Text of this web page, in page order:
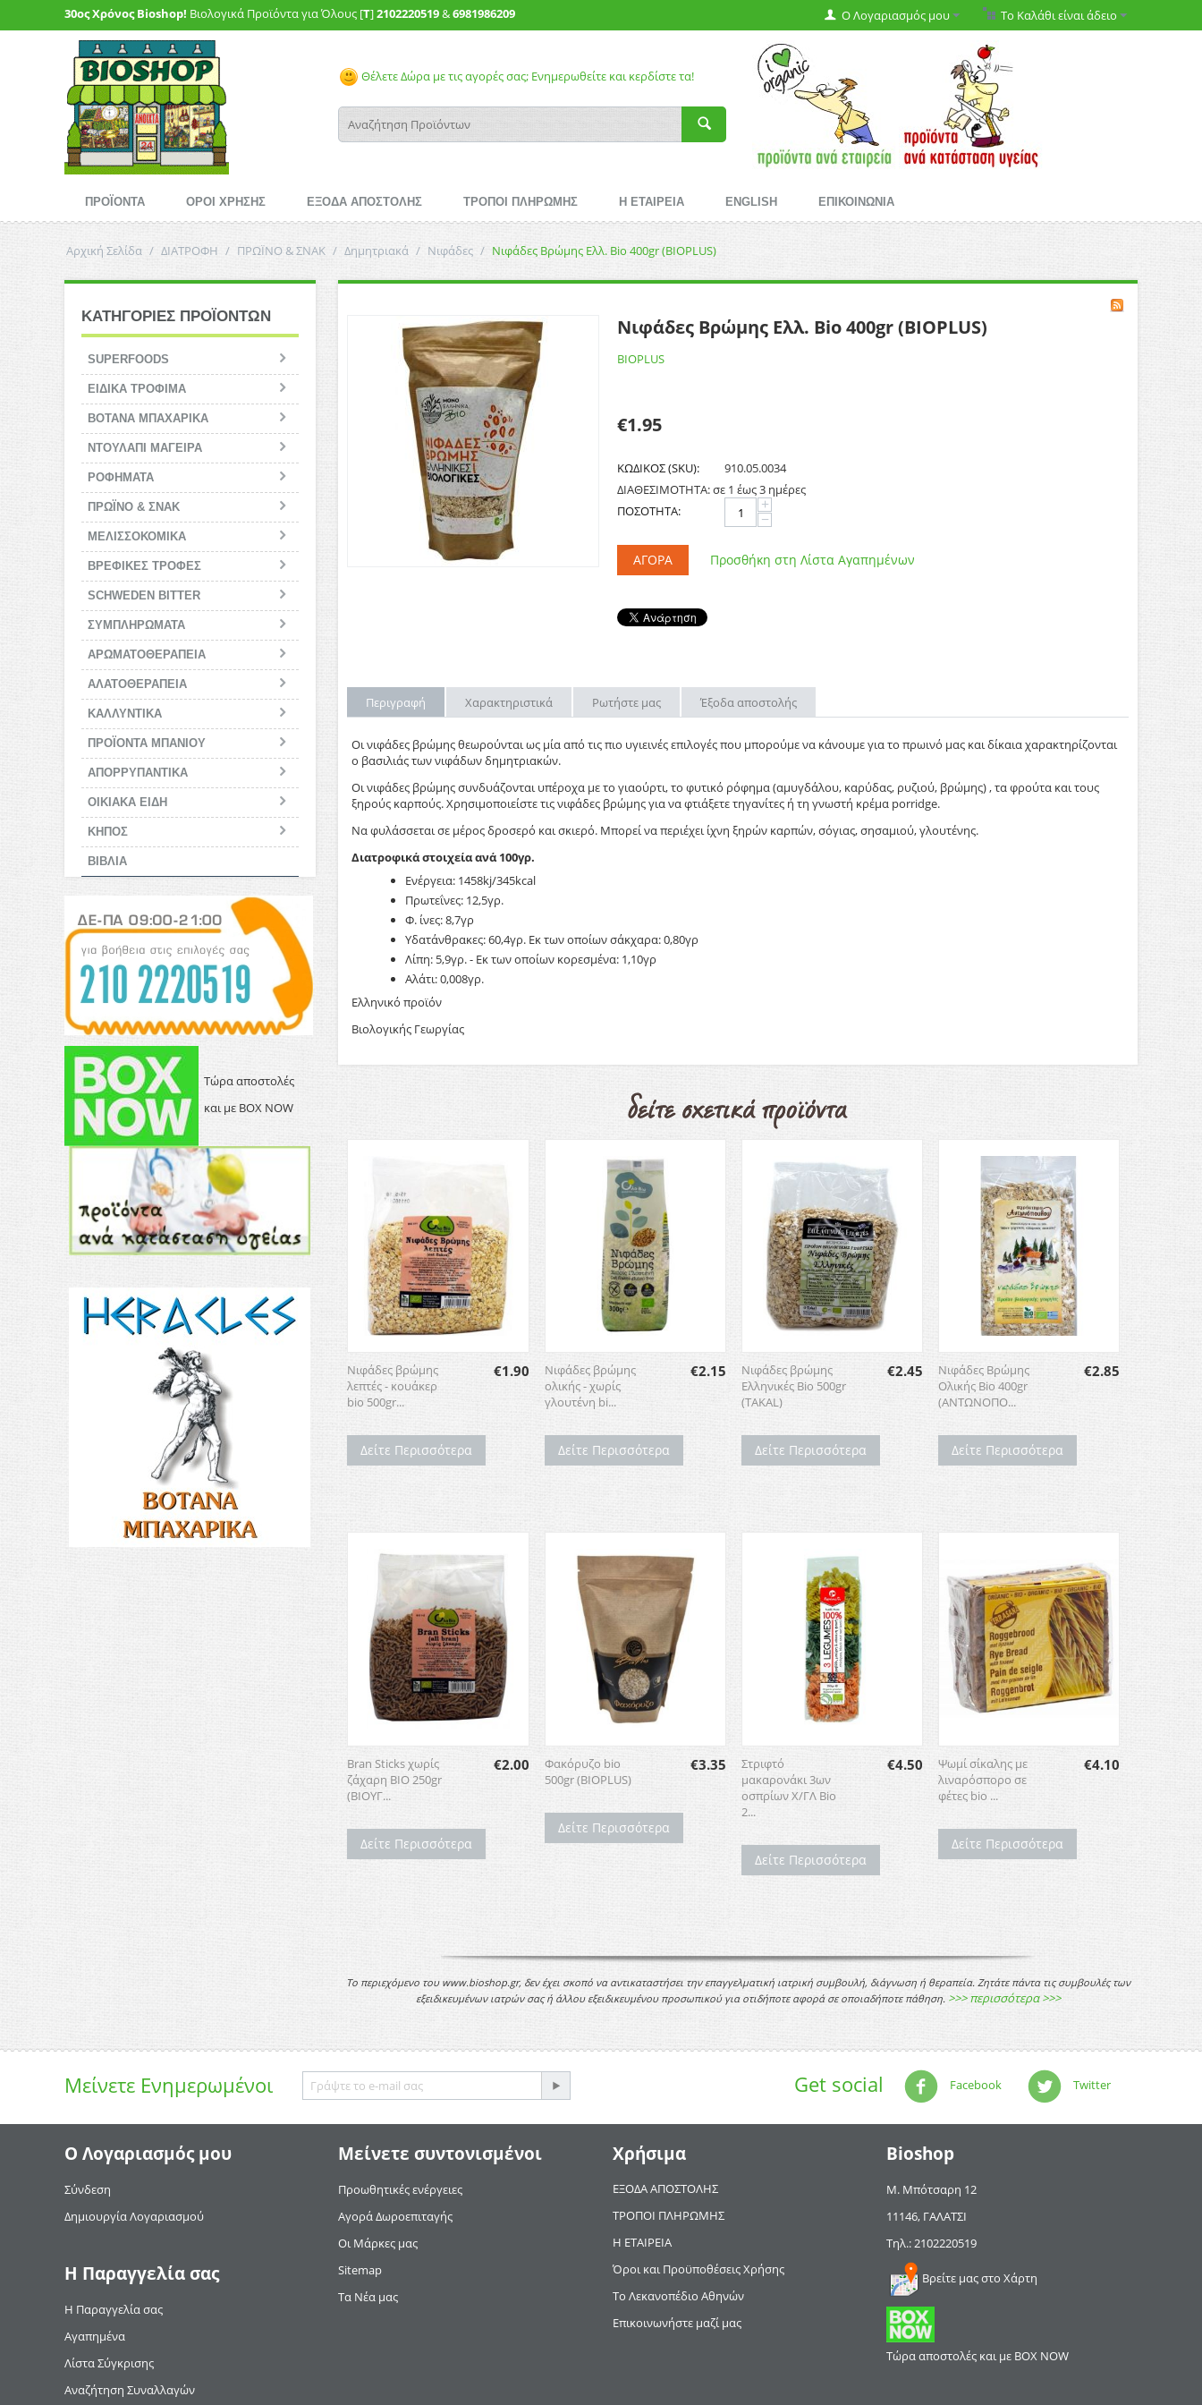
30ος Χρόνος Bioshop! Βιολογικά Προϊόντα για Όλους [T]2102220519&6981986209 Το Καλάθι είναι άδειο
Ο Λογαριασμός μου
Θέλετε Δώρα με τις αγορές σας; Ενημερωθείτε και κερδίστε τα!
ΠΡΟΪΟΝΤΑ ΟΡΟΙ ΧΡΗΣΗΣ ΕΞΟΔΑ ΑΠΟΣΤΟΛΗΣ ΤΡΟΠΟΙ ΠΛΗΡΩΜΗΣ Η ΕΤΑΙΡΕΙΑ ENGLISH ΕΠΙΚΟΙΝΩΝΙΑ
Αρχική Σελίδα / ΔΙΑΤΡΟΦΗ / ΠΡΩΪΝΟ & ΣΝΑΚ / Δημητριακά / Νιφάδες / Νιφάδες Βρώμης Ελλ. Bio 400gr (BIOPLUS)
ΚΑΤΗΓΟΡΙΕΣ ΠΡΟΪΟΝΤΩΝ
SUPERFOODS
ΕΙΔΙΚΑ ΤΡΟΦΙΜΑ
ΒΟΤΑΝΑ ΜΠΑΧΑΡΙΚΑ
ΝΤΟΥΛΑΠΙ ΜΑΓΕΙΡΑ
ΡΟΦΗΜΑΤΑ
ΠΡΩΪΝΟ & ΣΝΑΚ
ΜΕΛΙΣΣΟΚΟΜΙΚΑ
BΡΕΦΙΚΕΣ ΤΡΟΦΕΣ
SCHWEDEN BITTER
ΣΥΜΠΛΗΡΩΜΑΤΑ
ΑΡΩΜΑΤΟΘΕΡΑΠΕΙΑ
ΑΛΑΤΟΘΕΡΑΠΕΙΑ
ΚΑΛΛΥΝΤΙΚΑ
ΠΡΟΪΟΝΤΑ ΜΠΑΝΙΟΥ
ΑΠΟΡΡΥΠΑΝΤΙΚΑ
ΟΙΚΙΑΚΑ ΕΙΔΗ
ΚΗΠΟΣ
ΒΙΒΛΙΑ
Τώρα αποστολές
και με BOX NOW
Νιφάδες Βρώμης Ελλ. Bio 400gr (BIOPLUS)
BIOPLUS
€1.95
ΚΩΔΙΚΟΣ (SKU):
910.05.0034
ΔΙΑΘΕΣΙΜΟΤΗΤΑ:σε 1 έως 3 ημέρες
ΠΟΣΟΤΗΤΑ:
+
−
ΑΓΟΡΆ Προσθήκη στη Λίστα Αγαπημένων
Περιγραφή Χαρακτηριστικά Ρωτήστε μας Έξοδα αποστολής
Οι νιφάδες βρώμης θεωρούνται ως μία από τις πιο υγιεινές επιλογές που μπορούμε να κάνουμε για το πρωινό μας και δίκαια χαρακτηρίζονται
ο βασιλιάς των νιφάδων δημητριακών.
Οι νιφάδες βρώμης συνδυάζονται υπέροχα με το γιαούρτι, το φυτικό ρόφημα (αμυγδάλου, καρύδας, ρυζιού, βρώμης) , τα φρούτα και τους
ξηρούς καρπούς. Χρησιμοποιείστε τις νιφάδες βρώμης για να φτιάξετε τηγανίτες ή τη γνωστή κρέμα porridge.
Να φυλάσσεται σε μέρος δροσερό και σκιερό. Μπορεί να περιέχει ίχνη ξηρών καρπών, σόγιας, σησαμιού, γλουτένης.
Διατροφικά στοιχεία ανά 100γρ.
Ενέργεια: 1458kj/345kcal
Πρωτεΐνες: 12,5γρ.
Φ. ίνες: 8,7γρ
Υδατάνθρακες: 60,4γρ. Εκ των οποίων σάκχαρα: 0,80γρ
Λίπη: 5,9γρ. - Εκ των οποίων κορεσμένα: 1,10γρ
Αλάτι: 0,008γρ.
Ελληνικό προϊόν
Βιολογικής Γεωργίας
Νιφάδες βρώμης
λεπτές - κουάκερ
bio 500gr...
€1.90
Δείτε Περισσότερα
Νιφάδες βρώμης
ολικής - χωρίς
γλουτένη bi...
€2.15
Δείτε Περισσότερα
Νιφάδες βρώμης
Ελληνικές Bio 500gr
(TAKAL)
€2.45
Δείτε Περισσότερα
Νιφάδες Βρώμης
Ολικής Bio 400gr
(ΑΝΤΩΝΟΠΟ...
€2.85
Δείτε Περισσότερα
Bran Sticks χωρίς
ζάχαρη BIO 250gr
(ΒΙΟΥΓ...
€2.00
Δείτε Περισσότερα
Φακόρυζο bio
500gr (BIOPLUS)
€3.35
Δείτε Περισσότερα
Στριφτό
μακαρονάκι 3ων
οσπρίων Χ/ΓΛ Bio
2...
€4.50
Δείτε Περισσότερα
Ψωμί σίκαλης με
λιναρόσπορο σε
φέτες bio ...
€4.10
Δείτε Περισσότερα
Το περιεχόμενο του www.bioshop.gr, δεν έχει σκοπό να αντικαταστήσει την επαγγελματική ιατρική συμβουλή, διάγνωση ή θεραπεία. Ζητάτε πάντα τις συμβουλές των
εξειδικευμένων ιατρών σας ή άλλου εξειδικευμένου προσωπικού για οτιδήποτε αφορά σε οποιαδήποτε πάθηση. >>> περισσότερα >>>
Μείνετε Ενημερωμένοι Get social Facebook Twitter
Ο Λογαριασμός μου
Σύνδεση
Δημιουργία Λογαριασμού
Η Παραγγελία σας
Η Παραγγελία σας
Αγαπημένα
Λίστα Σύγκρισης
Αναζήτηση Συναλλαγών
Μείνετε συντονισμένοι
Προωθητικές ενέργειες
Αγορά Δωροεπιταγής
Οι Μάρκες μας
Sitemap
Τα Νέα μας
Χρήσιμα
ΕΞΟΔΑ ΑΠΟΣΤΟΛΗΣ
ΤΡΟΠΟΙ ΠΛΗΡΩΜΗΣ
Η ΕΤΑΙΡΕΙΑ
Όροι και Προϋποθέσεις Χρήσης
Το Λεκανοπέδιο Αθηνών
Επικοινωνήστε μαζί μας
Bioshop
Μ. Μπότσαρη 12
11146, ΓΑΛΑΤΣΙ
Τηλ.: 2102220519
Βρείτε μας στο Χάρτη
Τώρα αποστολές και με BOX NOW